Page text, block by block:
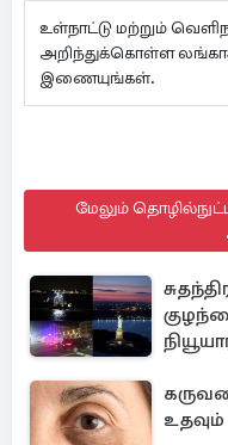
உள்நாட்டு மற்றும்
அறிந்துக்கொள்ள
இணையுங்கள்.
மேலும்